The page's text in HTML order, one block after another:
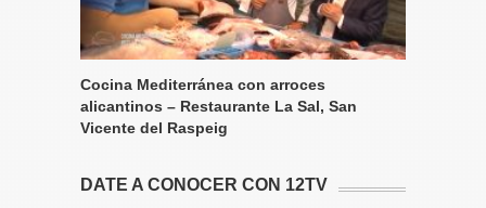
Cocina Mediterránea con arroces
alicantinos – Restaurante La Sal, San
Vicente del Raspeig
DATE A CONOCER CON 12TV